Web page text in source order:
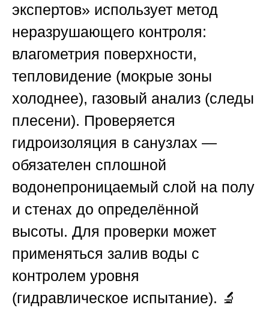
экспертов» использует метод
неразрушающего контроля:
влагометрия поверхности,
тепловидение (мокрые зоны
холоднее), газовый анализ (следы
плесени). Проверяется
гидроизоляция в санузлах —
обязателен сплошной
водонепроницаемый слой на полу
и стенах до определённой
высоты. Для проверки может
применяться залив воды с
контролем уровня
(гидравлическое испытание). 🔬